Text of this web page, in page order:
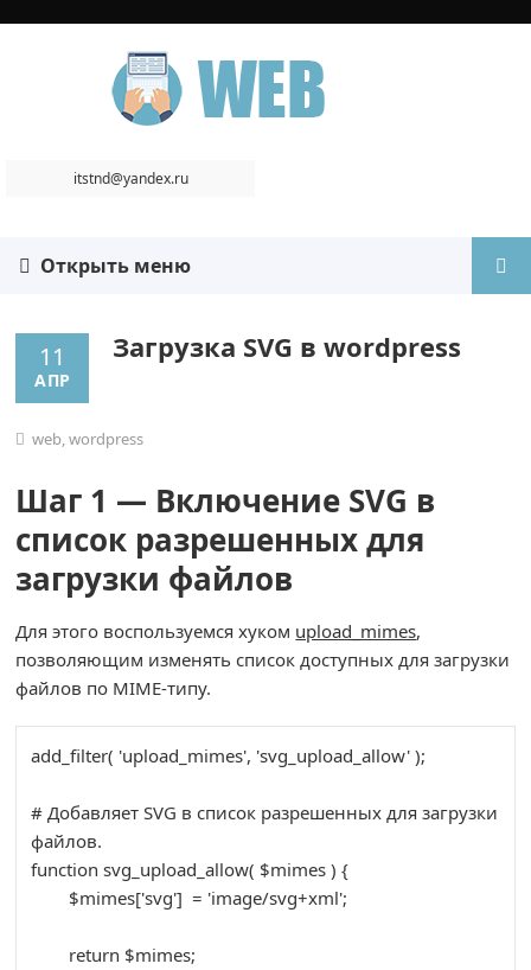
itstnd@yandex.ru
Открыть меню
11
АПР
Загрузка SVG в wordpress
web,wordpress
Шаг 1 — Включение SVG в
список разрешенных для
загрузки файлов
Для этого воспользуемся хуком upload_mimes,
позволяющим изменять список доступных для загрузки
файлов по MIME-типу.
add_filter( 'upload_mimes', 'svg_upload_allow' );
# Добавляет SVG в список разрешенных для загрузки
файлов.
function svg_upload_allow( $mimes ) {
$mimes['svg'] = 'image/svg+xml';
return $mimes;